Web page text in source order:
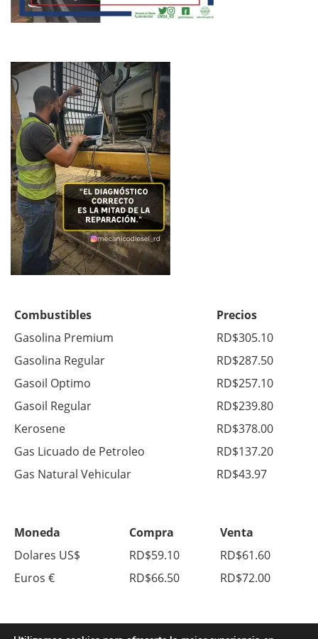
Combustibles
Precios
Gasolina Premium
RD$305.10
Gasolina Regular
RD$287.50
Gasoil Optimo
RD$257.10
Gasoil Regular
RD$239.80
Kerosene
RD$378.00
Gas Licuado de Petroleo
RD$137.20
Gas Natural Vehicular
RD$43.97
Moneda Compra
Venta
Dolares US$
RD$59.10
RD$61.60
Euros €
RD$66.50 RD$72.00